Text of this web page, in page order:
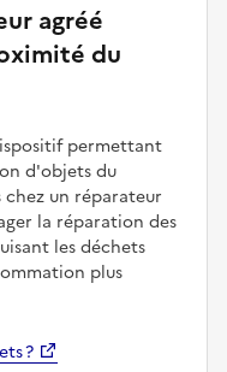
agréé
du
permettant
d'objets du
un réparateur
la réparation des
les déchets
plus
?